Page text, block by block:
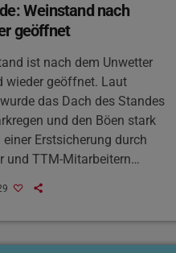
Weinstand nach
geöffnet
ist nach dem Unwetter
wieder geöffnet. Laut
das Dach des Standes
und den Böen stark
Erstsicherung durch
und TTM-Mitarbeitern
und Dienstleistern
werden. Der